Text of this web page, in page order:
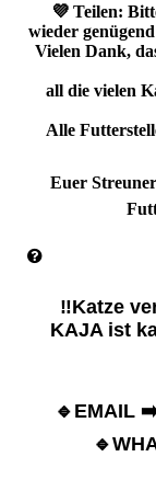
💜 Teilen:
wieder
Vielen Dank,
all die vielen
Alle
Euer
‼️Katze
KAJA ist
🔹️EMAIL